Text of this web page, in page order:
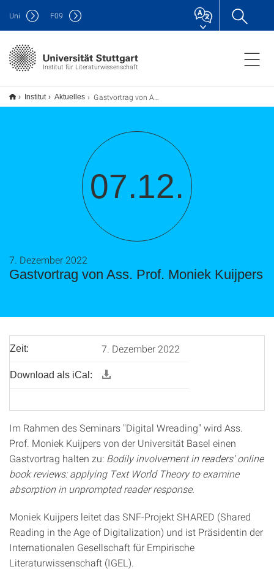
Institut für Literaturwissenschaft
Uni F09
Institut Aktuelles Gastvortrag von Ass. Prof. Moniek Kuijpers
07.12.
Gastvortrag von Ass. Prof. Moniek Kuijpers
7. Dezember 2022
Zeit: 7. Dezember 2022
Download als iCal:
Im Rahmen des Seminars "Digital Wreading" wird Ass.
Prof. Moniek Kuijpers von der Universität Basel einen
Gastvortrag halten zu: Bodily involvement in readers’ online
book reviews: applying Text World Theory to examine
absorption in unprompted reader response.
Moniek Kuijpers leitet das SNF-Projekt SHARED (Shared
Reading in the Age of Digitalization) und ist Präsidentin der
Internationalen Gesellschaft für Empirische
Literaturwissenschaft (IGEL).